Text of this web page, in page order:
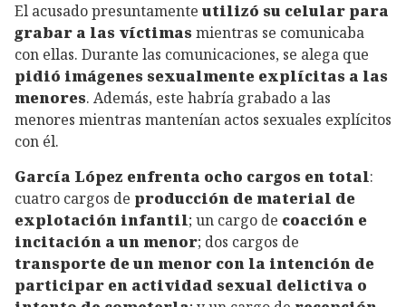
El acusado presuntamente utilizó su celular para
grabar a las víctimas mientras se comunicaba
con ellas. Durante las comunicaciones, se alega que
pidió imágenes sexualmente explícitas a las
menores. Además, este habría grabado a las
menores mientras mantenían actos sexuales explícitos
con él.
García López enfrenta ocho cargos en total:
cuatro cargos de producción de material de
explotación infantil; un cargo de coacción e
incitación a un menor; dos cargos de
transporte de un menor con la intención de
participar en actividad sexual delictiva o